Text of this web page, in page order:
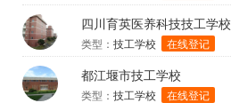
四川育英医养科技技工学校
类型：技工学校 在线登记
都江堰市技工学校
类型：技工学校 在线登记